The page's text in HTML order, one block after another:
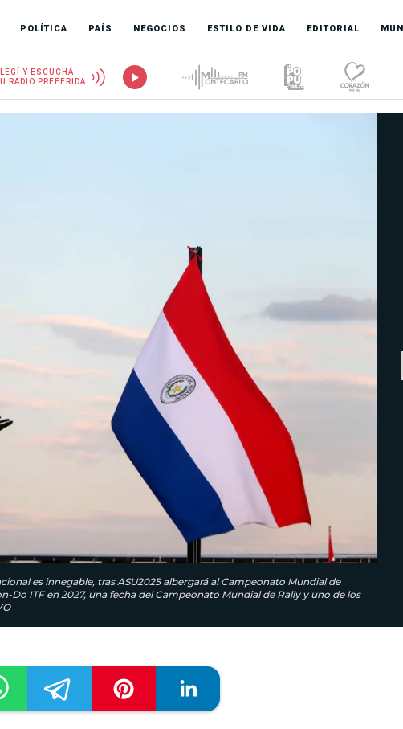
POLÍTICA PAÍS NEGOCIOS ESTILO DE VIDA EDITORIAL
Y ESCUCHÁ
RADIO PREFERIDA
es innegable, tras ASU2025 albergará al Campeonato Mundial de
Do ITF en 2027, una fecha del Campeonato Mundial de Rally y uno de los